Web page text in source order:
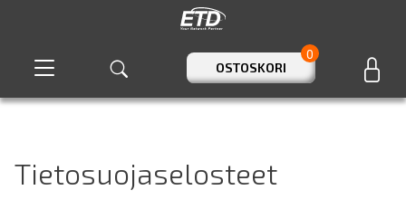
OSTOSKORI
0
Tietosuojaselosteet